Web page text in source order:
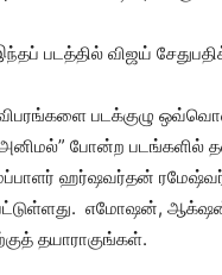
படத்தில் விஜய்
படக்குழு
“அனிமல்” போன்ற
ஹர்ஷவர்தன்
எமோஷன்,
தயாராகுங்கள்.